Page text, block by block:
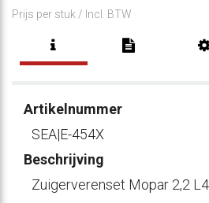
Prijs per stuk / Incl. BTW
Artikelnummer
SEA|E-454X
Beschrijving
Zuigerverenset Mopar 2,2